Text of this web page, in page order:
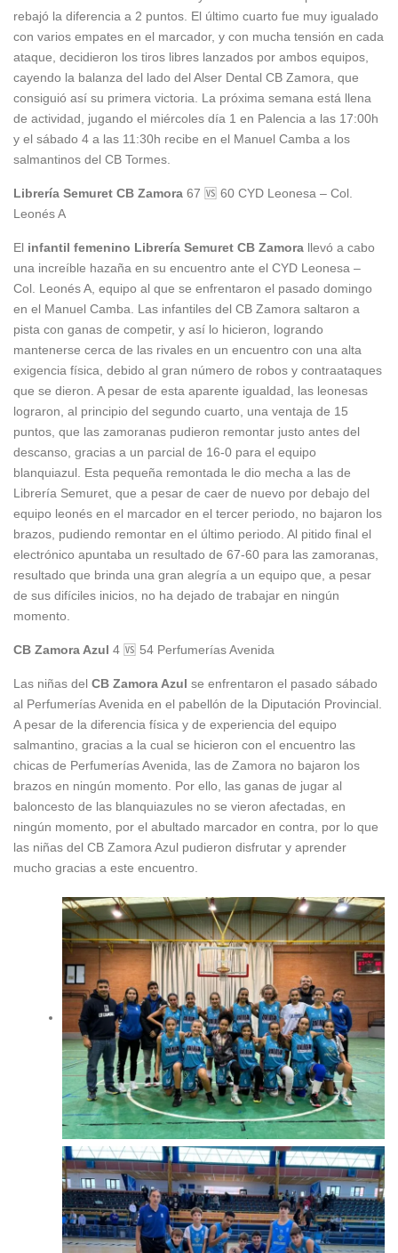
rebajó la diferencia a 2 puntos. El último cuarto fue muy igualado
con varios empates en el marcador, y con mucha tensión en cada
ataque, decidieron los tiros libres lanzados por ambos equipos,
cayendo la balanza del lado del Alser Dental CB Zamora, que
consiguió así su primera victoria. La próxima semana está llena
de actividad, jugando el miércoles día 1 en Palencia a las 17:00h
y el sábado 4 a las 11:30h recibe en el Manuel Camba a los
salmantinos del CB Tormes.
Librería Semuret CB Zamora 67 🆚 60 CYD Leonesa – Col.
Leonés A
El infantil femenino Librería Semuret CB Zamora llevó a cabo
una increíble hazaña en su encuentro ante el CYD Leonesa –
Col. Leonés A, equipo al que se enfrentaron el pasado domingo
en el Manuel Camba. Las infantiles del CB Zamora saltaron a
pista con ganas de competir, y así lo hicieron, logrando
mantenerse cerca de las rivales en un encuentro con una alta
exigencia física, debido al gran número de robos y contraataques
que se dieron. A pesar de esta aparente igualdad, las leonesas
lograron, al principio del segundo cuarto, una ventaja de 15
puntos, que las zamoranas pudieron remontar justo antes del
descanso, gracias a un parcial de 16-0 para el equipo
blanquiazul. Esta pequeña remontada le dio mecha a las de
Librería Semuret, que a pesar de caer de nuevo por debajo del
equipo leonés en el marcador en el tercer periodo, no bajaron los
brazos, pudiendo remontar en el último periodo. Al pitido final el
electrónico apuntaba un resultado de 67-60 para las zamoranas,
resultado que brinda una gran alegría a un equipo que, a pesar
de sus difíciles inicios, no ha dejado de trabajar en ningún
momento.
CB Zamora Azul 4 🆚 54 Perfumerías Avenida
Las niñas del CB Zamora Azul se enfrentaron el pasado sábado
al Perfumerías Avenida en el pabellón de la Diputación Provincial.
A pesar de la diferencia física y de experiencia del equipo
salmantino, gracias a la cual se hicieron con el encuentro las
chicas de Perfumerías Avenida, las de Zamora no bajaron los
brazos en ningún momento. Por ello, las ganas de jugar al
baloncesto de las blanquiazules no se vieron afectadas, en
ningún momento, por el abultado marcador en contra, por lo que
las niñas del CB Zamora Azul pudieron disfrutar y aprender
mucho gracias a este encuentro.